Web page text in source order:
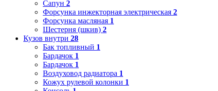
Сапун 2
Форсунка инжекторная электрическая 2
Форсунка масляная 1
Шестерня (шкив) 2
Кузов внутри 28
Бак топливный 1
Бардачок 1
Бардачок 1
Воздуховод радиатора 1
Кожух рулевой колонки 1